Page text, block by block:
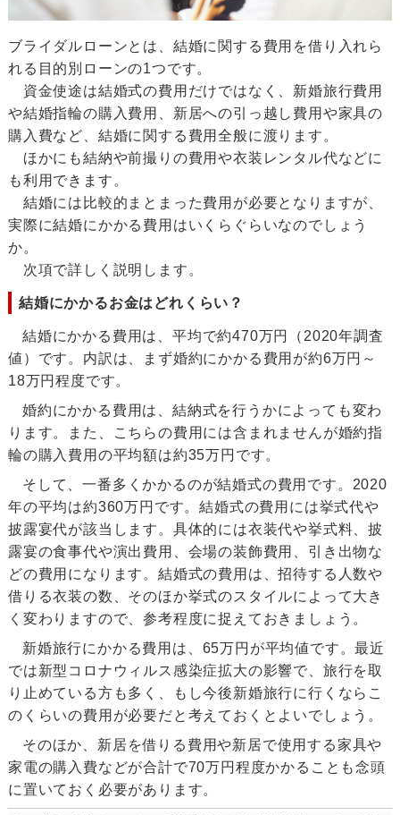
ブライダルローンとは、結婚に関する費用を借り入れら
れる目的別ローンの1つです。
資金使途は結婚式の費用だけではなく、新婚旅行費用
や結婚指輪の購入費用、新居への引っ越し費用や家具の
購入費など、結婚に関する費用全般に渡ります。
ほかにも結納や前撮りの費用や衣装レンタル代などに
も利用できます。
結婚には比較的まとまった費用が必要となりますが、
実際に結婚にかかる費用はいくらぐらいなのでしょう
か。
次項で詳しく説明します。
結婚にかかるお金はどれくらい？
結婚にかかる費用は、平均で約470万円（2020年調査
値）です。内訳は、まず婚約にかかる費用が約6万円～
18万円程度です。
婚約にかかる費用は、結納式を行うかによっても変わ
ります。また、こちらの費用には含まれませんが婚約指
輪の購入費用の平均額は約35万円です。
そして、一番多くかかるのが結婚式の費用です。2020
年の平均は約360万円です。結婚式の費用には挙式代や
披露宴代が該当します。具体的には衣装代や挙式料、披
露宴の食事代や演出費用、会場の装飾費用、引き出物な
どの費用になります。結婚式の費用は、招待する人数や
借りる衣装の数、そのほか挙式のスタイルによって大き
く変わりますので、参考程度に捉えておきましょう。
新婚旅行にかかる費用は、65万円が平均値です。最近
では新型コロナウィルス感染症拡大の影響で、旅行を取
り止めている方も多く、もし今後新婚旅行に行くならこ
のくらいの費用が必要だと考えておくとよいでしょう。
そのほか、新居を借りる費用や新居で使用する家具や
家電の購入費などが合計で70万円程度かかることも念頭
に置いておく必要があります。